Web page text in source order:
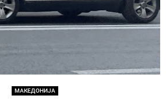
МАКЕДОНИЈА